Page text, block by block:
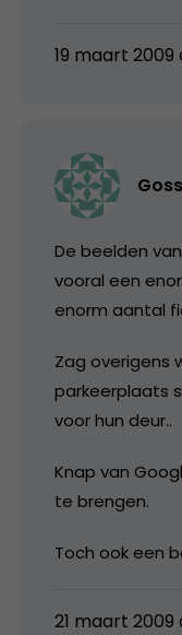
19 maart 2009
De beelden
vooral een
enorm aantal
Zag overigens
parkeerplaats
voor hun deur..
Knap van
te brengen.
Toch ook een
21 maart 2009